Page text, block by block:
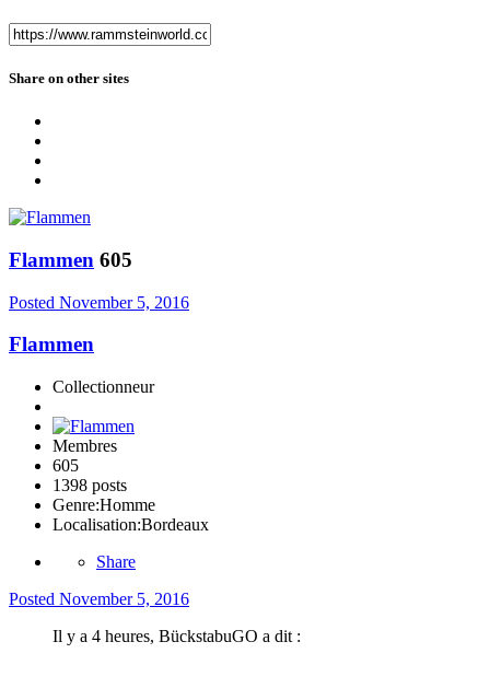
Share on other sites
Flammen 605
Posted November 5, 2016
Flammen
Collectionneur
Membres
605
1398 posts
Genre:Homme
Localisation:Bordeaux
Share
Posted November 5, 2016
Il y a 4 heures, BückstabuGO a dit :